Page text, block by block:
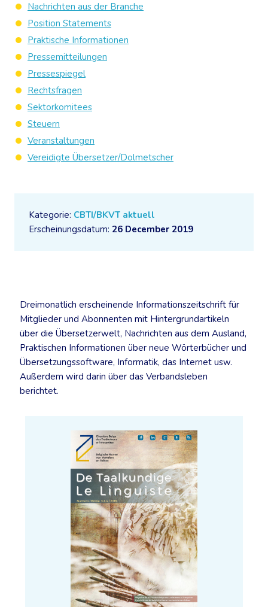
Kategorie: CBTI/BKVT aktuell
Erscheinungsdatum: 26 December 2019
Dreimonatlich erscheinende Informationszeitschrift für
Mitglieder und Abonnenten mit Hintergrundartikeln
über die Übersetzerwelt, Nachrichten aus dem Ausland,
Praktischen Informationen über neue Wörterbücher und
Übersetzungssoftware, Informatik, das Internet usw.
Außerdem wird darin über das Verbandsleben
berichtet.
Nachrichten aus der Branche
Position Statements
Praktische Informationen
Pressemitteilungen
Pressespiegel
Rechtsfragen
Sektorkomitees
Steuern
Veranstaltungen
Vereidigte Übersetzer/Dolmetscher